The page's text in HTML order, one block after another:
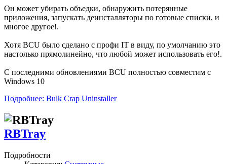
Он может убирать объедки, обнаружить потерянные
приложения, запускать деинсталляторы по готовые списки, и
многое другое!.
Хотя BCU было сделано с профи IT в виду, по умолчанию это
настолько прямолинейно, что любой может использовать его!.
С последними обновлениями BCU полностью совместим с
Windows 10
Подробнее: Bulk Crap Uninstaller
RBTray
Подробности